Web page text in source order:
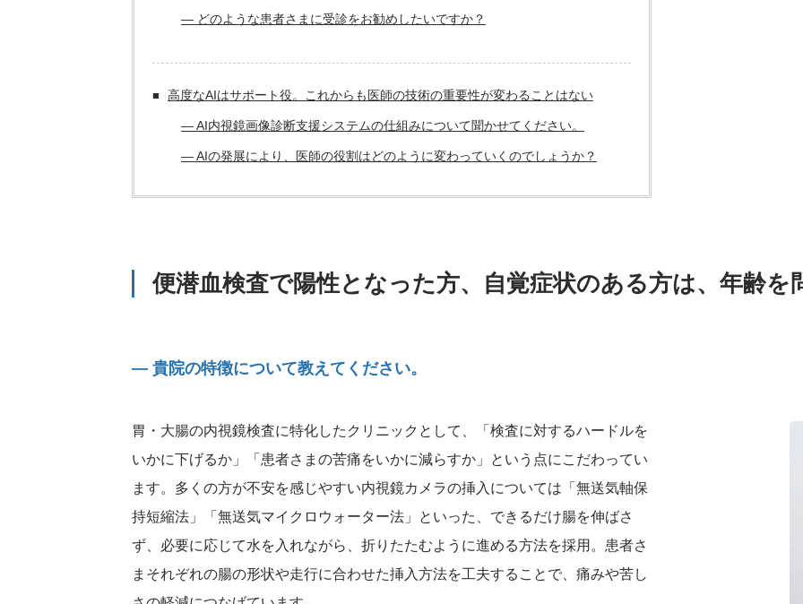
― どのような患者さまに受診をお勧めしたいですか？
高度なAIはサポート役。これからも医師の技術の重要性が変わることはない
― AI内視鏡画像診断支援システムの仕組みについて聞かせてください。
― AIの発展により、医師の役割はどのように変わっていくのでしょうか？
便潜血検査で陽性となった方、自覚症状のある方は、年齢を
― 貴院の特徴について教えてください。
胃・大腸の内視鏡検査に特化したクリニックとして、「検査に対するハードルを
いかに下げるか」「患者さまの苦痛をいかに減らすか」という点にこだわってい
ます。多くの方が不安を感じやすい内視鏡カメラの挿入については「無送気軸保
持短縮法」「無送気マイクロウォーター法」といった、できるだけ腸を伸ばさ
ず、必要に応じて水を入れながら、折りたたむように進める方法を採用。患者さ
まそれぞれの腸の形状や走行に合わせた挿入方法を工夫することで、痛みや苦し